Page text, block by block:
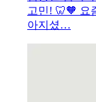
고민! 🦷🧡 요
아지셨…